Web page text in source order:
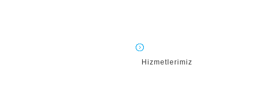
Hizmetlerimiz